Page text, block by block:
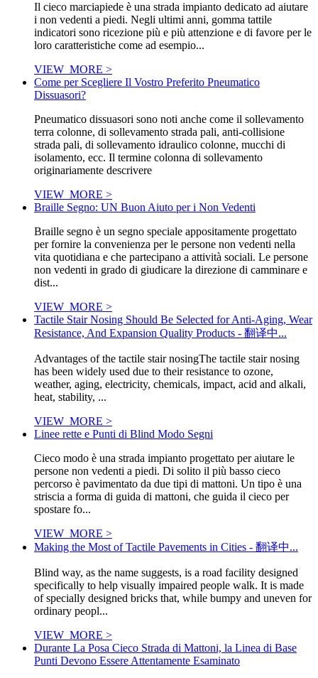
Il cieco marciapiede è una strada impianto dedicato ad aiutare
i non vedenti a piedi. Negli ultimi anni, gomma tattile
indicatori sono ricezione più e più attenzione e di favore per le
loro caratteristiche come ad esempio...
VIEW_MORE >
Come per Scegliere Il Vostro Preferito Pneumatico
Dissuasori?
Pneumatico dissuasori sono noti anche come il sollevamento
terra colonne, di sollevamento strada pali, anti-collisione
strada pali, di sollevamento idraulico colonne, mucchi di
isolamento, ecc. Il termine colonna di sollevamento
originariamente descrivere
VIEW_MORE >
Braille Segno: UN Buon Aiuto per i Non Vedenti
Braille segno è un segno speciale appositamente progettato
per fornire la convenienza per le persone non vedenti nella
vita quotidiana e che partecipano a attività sociali. Le persone
non vedenti in grado di giudicare la direzione di camminare e
dist...
VIEW_MORE >
Tactile Stair Nosing Should Be Selected for Anti-Aging, Wear
Resistance, And Expansion Quality Products - 翻译中...
Advantages of the tactile stair nosingThe tactile stair nosing
has been widely used due to their resistance to ozone,
weather, aging, electricity, chemicals, impact, acid and alkali,
heat, stability, ...
VIEW_MORE >
Linee rette e Punti di Blind Modo Segni
Cieco modo è una strada impianto progettato per aiutare le
persone non vedenti a piedi. Di solito il più basso cieco
percorso è pavimentato da due tipi di mattoni. Un tipo è una
striscia a forma di guida di mattoni, che guida il cieco per
spostare fo...
VIEW_MORE >
Making the Most of Tactile Pavements in Cities - 翻译中...
Blind way, as the name suggests, is a road facility designed
specifically to help visually impaired people walk. It is made
of specially designed bricks that, while bumpy and uneven for
ordinary peopl...
VIEW_MORE >
Durante La Posa Cieco Strada di Mattoni, la Linea di Base
Punti Devono Essere Attentamente Esaminato